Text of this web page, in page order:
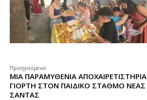
Προηγούμενο:
ΜΙΑ ΠΑΡΑΜΥΘΕΝΙΑ ΑΠΟΧΑΙΡΕΤΙΣΤΗΡΙΑ
ΓΙΟΡΤΗ ΣΤΟΝ ΠΑΙΔΙΚΟ ΣΤΑΘΜΟ ΝΕΑΣ
ΣΑΝΤΑΣ